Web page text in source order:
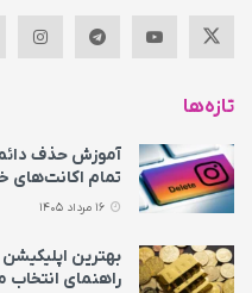
تازه‌ها
آموزش حذف
تمام اکانت‌های
بهترین
راهنمای انتخاب